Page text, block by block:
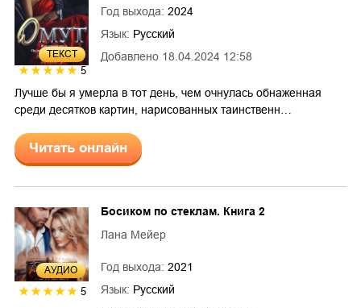
ТЕКСТ
5
Добавлено 18.04.2024 12:58
Год выхода: 2024
Язык: Русский
Лучше бы я умерла в тот день, чем очнулась обнаженная
среди десятков картин, нарисованных таинственн…
Читать онлайн
AУДИО
5
Босиком по стеклам. Книга 2
Лана Мейер
Год выхода: 2021
Язык: Русский